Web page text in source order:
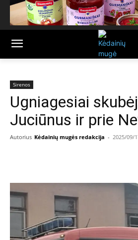
Sirenos
Ugniagesiai
Juciūnus ir prie
Autorius Kėdainių mugės redakcija - 2025/09/